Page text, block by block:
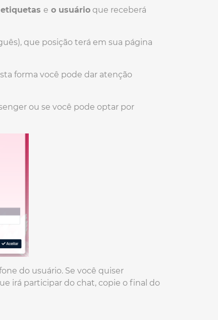
etiquetas e o usuário que receberá
que posição terá em sua página
forma você pode dar atenção
ou se você pode optar por
do usuário. Se você quiser
irá participar do chat, copie o final do